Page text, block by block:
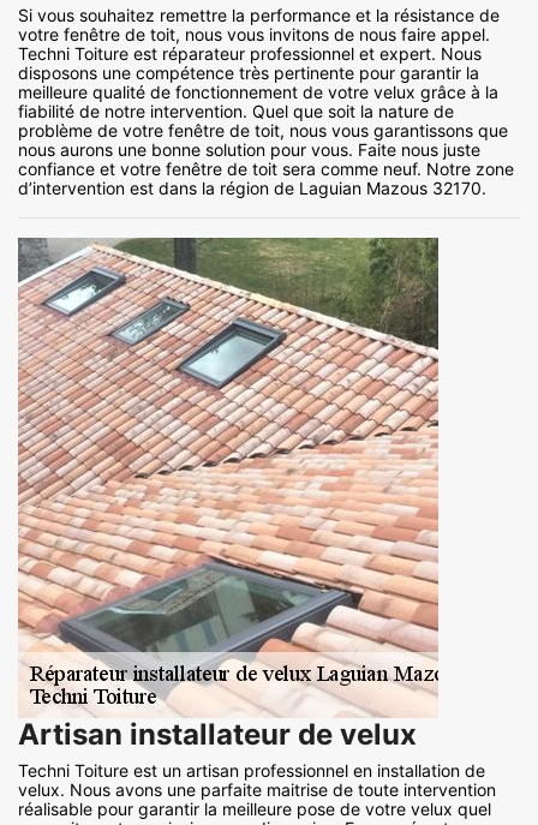
Si vous souhaitez remettre la performance et la résistance de
votre fenêtre de toit, nous vous invitons de nous faire appel.
Techni Toiture est réparateur professionnel et expert. Nous
disposons une compétence très pertinente pour garantir la
meilleure qualité de fonctionnement de votre velux grâce à la
fiabilité de notre intervention. Quel que soit la nature de
problème de votre fenêtre de toit, nous vous garantissons que
nous aurons une bonne solution pour vous. Faite nous juste
confiance et votre fenêtre de toit sera comme neuf. Notre zone
d’intervention est dans la région de Laguian Mazous 32170.
Artisan installateur de velux
Techni Toiture est un artisan professionnel en installation de
velux. Nous avons une parfaite maitrise de toute intervention
réalisable pour garantir la meilleure pose de votre velux quel